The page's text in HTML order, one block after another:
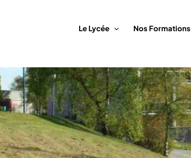
Le Lycée Nos Formations